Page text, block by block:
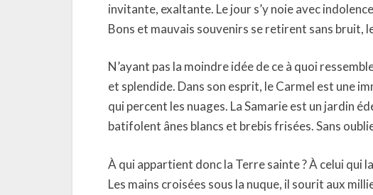
invitante, exaltante. Le jour s’y noie avec
Bons et mauvais souvenirs se retirent sans bruit,
N’ayant pas la moindre idée de ce à quoi
et splendide. Dans son esprit, le Carmel est une
qui percent les nuages. La Samarie est un jardin
batifolent ânes blancs et brebis frisées. Sans
À qui appartient donc la Terre sainte ? À celui qui
Les mains croisées sous la nuque, il sourit aux